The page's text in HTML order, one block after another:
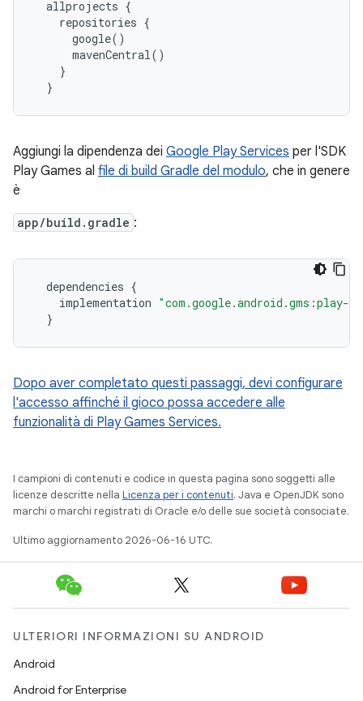
  allprojects {
    repositories {
      google()
      mavenCentral()
    }
Aggiungi la dipendenza dei Google Play Services per l'SDK
Play Games al file di build Gradle del modulo, che in genere
è
app/build.gradle :
dependencies {
implementation "com.google.android.gms:play-
}
Dopo aver completato questi passaggi, devi configurare
l'accesso affinché il gioco possa accedere alle
funzionalità di Play Games Services.
I campioni di contenuti e codice in questa pagina sono soggetti alle
licenze descritte nella Licenza per i contenuti. Java e OpenJDK sono
marchi o marchi registrati di Oracle e/o delle sue società consociate.
Ultimo aggiornamento 2026-06-16 UTC.
ULTERIORI INFORMAZIONI SU ANDROID
Android
Android for Enterprise